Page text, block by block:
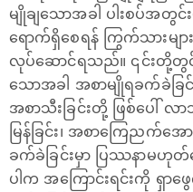
မျိုချသောအခါ ပါးစပ်အတွ
ရောက်ရှိစေရန် ကြွက်သားမျ
လုပ်ဆောင်ရသည်။ ၎င်းတို့တွ
သောအခါ အစာမျိုရခက်ခဲခြင်း
အစာသီးခြင်းတို့ ဖြစ်ပေါ်
မြန်ခြင်း၊ အစာကြေညက်အေ
ခက်ခဲခြင်းမှာ ပြဿနာမ
ပါက အကြောင်းရင်းကို ရှ